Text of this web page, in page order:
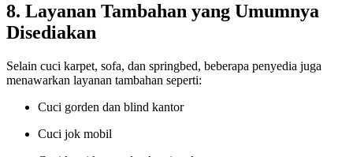
8. Layanan Tambahan yang Umumnya
Disediakan
Selain cuci karpet, sofa, dan springbed, beberapa penyedia juga
menawarkan layanan tambahan seperti:
Cuci gorden dan blind kantor
Cuci jok mobil